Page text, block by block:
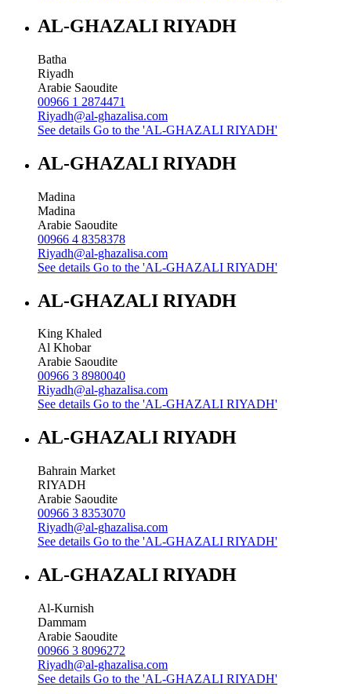
AL-GHAZALI RIYADH
Batha
Riyadh
Arabie Saoudite
00966 1 2874471
Riyadh@al-ghazalisa.com
See details Go to the 'AL-GHAZALI RIYADH'
AL-GHAZALI RIYADH
Madina
Madina
Arabie Saoudite
00966 4 8358378
Riyadh@al-ghazalisa.com
See details Go to the 'AL-GHAZALI RIYADH'
AL-GHAZALI RIYADH
King Khaled
Al Khobar
Arabie Saoudite
00966 3 8980040
Riyadh@al-ghazalisa.com
See details Go to the 'AL-GHAZALI RIYADH'
AL-GHAZALI RIYADH
Bahrain Market
RIYADH
Arabie Saoudite
00966 3 8353070
Riyadh@al-ghazalisa.com
See details Go to the 'AL-GHAZALI RIYADH'
AL-GHAZALI RIYADH
Al-Kurnish
Dammam
Arabie Saoudite
00966 3 8096272
Riyadh@al-ghazalisa.com
See details Go to the 'AL-GHAZALI RIYADH'